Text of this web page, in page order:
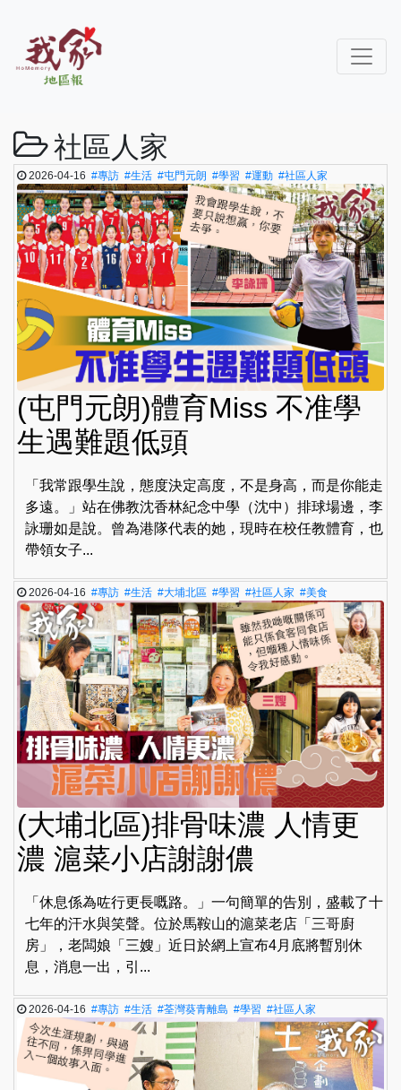
社區人家
2026-04-16#專訪 #生活 #屯門元朗 #學習 #運動 #社區人家
(屯門元朗)體育Miss 不准學
生遇難題低頭
「我常跟學生說，態度決定高度，不是身高，而是你能走
多遠。」站在佛教沈香林紀念中學（沈中）排球場邊，李
詠珊如是說。曾為港隊代表的她，現時在校任教體育，也
帶領女子...
2026-04-16#專訪 #生活 #大埔北區 #學習 #社區人家 #美食
(大埔北區)排骨味濃 人情更
濃 滬菜小店謝謝儂
「休息係為咗行更長嘅路。」一句簡單的告別，盛載了十
七年的汗水與笑聲。位於馬鞍山的滬菜老店「三哥廚
房」，老闆娘「三嫂」近日於網上宣布4月底將暫別休
息，消息一出，引...
2026-04-16#專訪 #生活 #荃灣葵青離島 #學習 #社區人家